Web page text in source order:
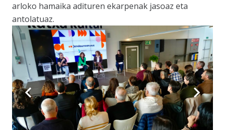
arloko hamaika adituren ekarpenak jasoaz eta
antolatuaz.